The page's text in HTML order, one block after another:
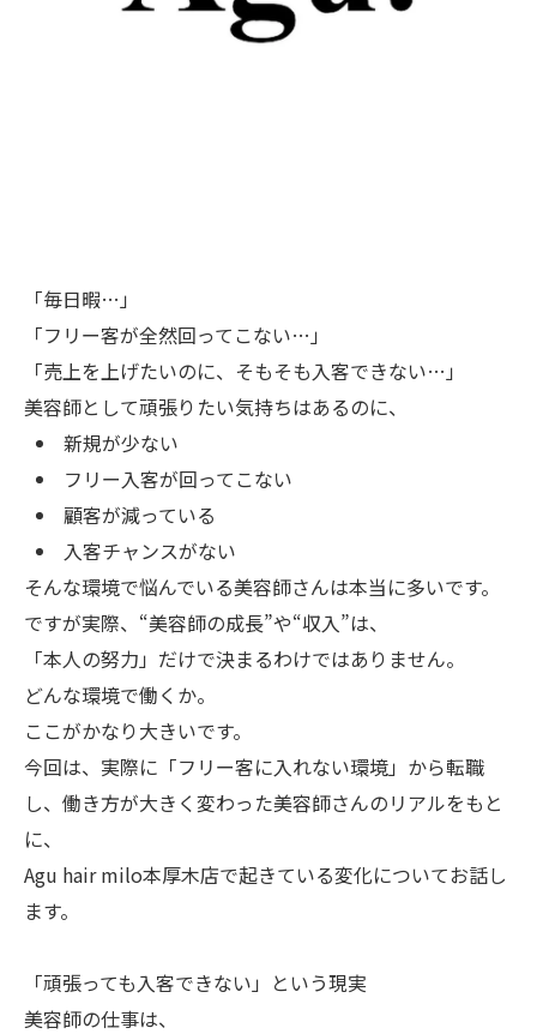
「毎日暇…」
「フリー客が全然回ってこない…」
「売上を上げたいのに、そもそも入客できない…」
美容師として頑張りたい気持ちはあるのに、
新規が少ない
フリー入客が回ってこない
顧客が減っている
入客チャンスがない
そんな環境で悩んでいる美容師さんは本当に多いです。
ですが実際、“美容師の成長”や“収入”は、
「本人の努力」だけで決まるわけではありません。
どんな環境で働くか。
ここがかなり大きいです。
今回は、実際に「フリー客に入れない環境」から転職
し、働き方が大きく変わった美容師さんのリアルをもと
に、
Agu hair milo本厚木店で起きている変化についてお話し
ます。
「頑張っても入客できない」という現実
美容師の仕事は、